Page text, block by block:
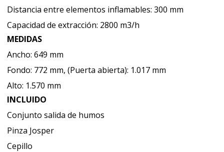
Distancia entre elementos inflamables: 300 mm
Capacidad de extracción: 2800 m3/h
MEDIDAS
Ancho: 649 mm
Fondo: 772 mm, (Puerta abierta): 1.017 mm
Alto: 1.570 mm
INCLUIDO
Conjunto salida de humos
Pinza Josper
Cepillo